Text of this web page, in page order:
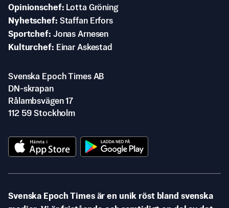
Opinionschef
Lotta Gröning
Nyhetschef Staffan Erfors
Sportchef Jonas Arnesen
Kulturchef
Einar Askestad
Svenska Epoch Times AB
DN-skrapan
Rålambsvägen 17
112 59 Stockholm
Svenska Epoch Times är en unik röst bland svenska